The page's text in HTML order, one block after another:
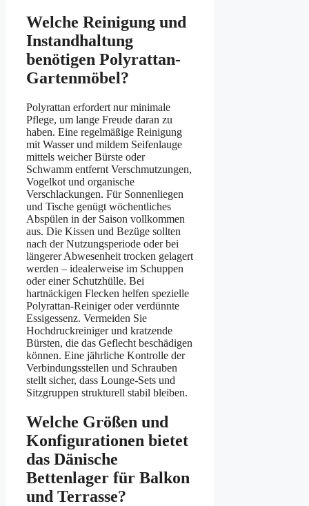
Welche Reinigung und
Instandhaltung
benötigen Polyrattan-
Gartenmöbel?
Polyrattan erfordert nur minimale
Pflege, um lange Freude daran zu
haben. Eine regelmäßige Reinigung
mit Wasser und mildem Seifenlauge
mittels weicher Bürste oder
Schwamm entfernt Verschmutzungen,
Vogelkot und organische
Verschlackungen. Für Sonnenliegen
und Tische genügt wöchentliches
Abspülen in der Saison vollkommen
aus. Die Kissen und Bezüge sollten
nach der Nutzungsperiode oder bei
längerer Abwesenheit trocken gelagert
werden – idealerweise im Schuppen
oder einer Schutzhülle. Bei
hartnäckigen Flecken helfen spezielle
Polyrattan-Reiniger oder verdünnte
Essigessenz. Vermeiden Sie
Hochdruckreiniger und kratzende
Bürsten, die das Geflecht beschädigen
können. Eine jährliche Kontrolle der
Verbindungsstellen und Schrauben
stellt sicher, dass Lounge-Sets und
Sitzgruppen strukturell stabil bleiben.
Welche Größen und
Konfigurationen bietet
das Dänische
Bettenlager für Balkon
und Terrasse?